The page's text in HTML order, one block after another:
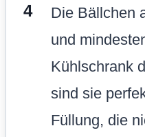
Die Bällchen
und
Kühlschrank
sind sie
Füllung, die